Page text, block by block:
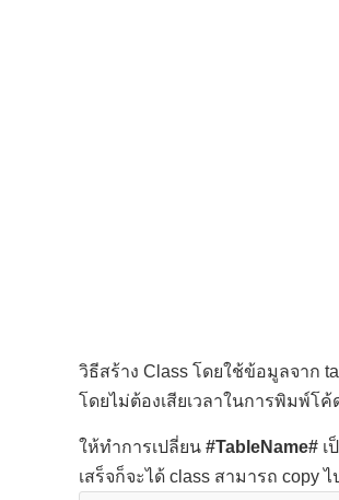
วิธีสร้าง Class โดยใช้ข้อมูลจาก
โดยไม่ต้องเสียเวลาในการพิมพ์โค้
ให้ทำการเปลี่ยน #TableName# เ
เสร็จก็จะได้ class สามารถ copy